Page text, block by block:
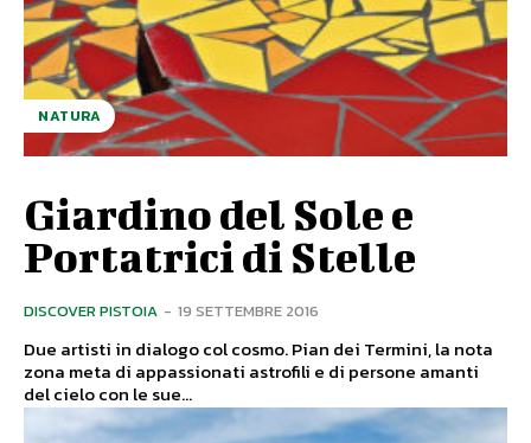
NATURA
Giardino del Sole e
Portatrici di Stelle
DISCOVER PISTOIA - 19 SETTEMBRE 2016
Due artisti in dialogo col cosmo. Pian dei Termini, la nota
zona meta di appassionati astrofili e di persone amanti
del cielo con le sue...